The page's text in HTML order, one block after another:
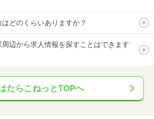
どのくらいありますか？
辺から求人情報を探すことはできます
たらこねっとTOPへ